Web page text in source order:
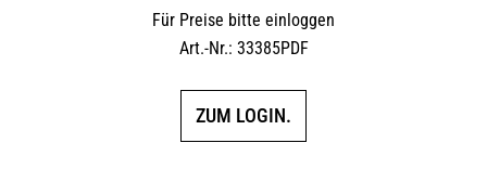
Für Preise bitte einloggen
Art.-Nr.: 33385PDF
ZUM LOGIN.